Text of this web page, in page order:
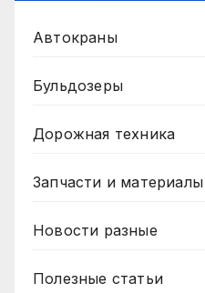
Автокраны
Бульдозеры
Дорожная техника
Запчасти и
Новости разные
Полезные статьи